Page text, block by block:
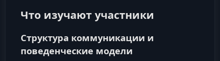
Что изучают участники
Структура коммуникации и
поведенческие модели